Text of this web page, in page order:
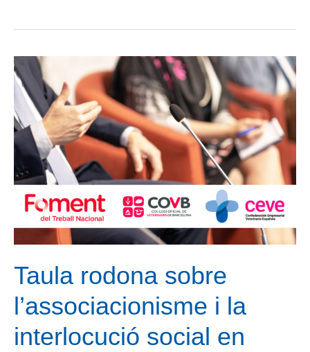
a
declaraciones
del
Presidente
de
la
en
Sanifax
Taula rodona sobre
l’associacionisme i la
interlocució social en